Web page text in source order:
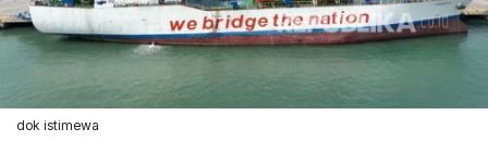
dok istimewa